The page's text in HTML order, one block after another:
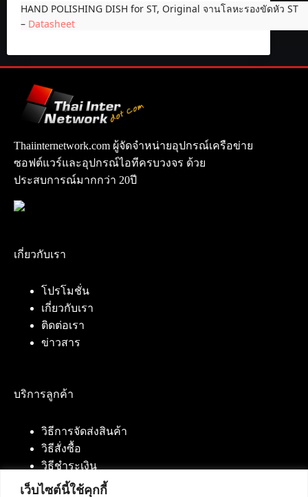
เว็บไซต์นี้ใช้คุกกี้
HAND POLISHING DISH for ST, Original จานโลหะรองขัดหัว ST
– Datasheet
Thaiinternetwork.com ผู้จัดจำหน่ายอุปกรณ์เครือข่าย
ซอฟต์แวร์และอุปกรณ์ไอทีครบวงจร ด้วย
ประสบการณ์มากกว่า 20ปี
เกี่ยวกับเรา
โปรโมชั่น
เกี่ยวกับเรา
ติดต่อเรา
ข่าวสาร
บริการลูกค้า
วิธีการจัดส่งสินค้า
วิธีสั่งซื้อ
วิธีชำระเงิน